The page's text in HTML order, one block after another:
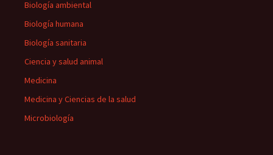
Biología ambiental
Biología humana
Biología sanitaria
Ciencia y salud animal
Medicina
Medicina y Ciencias de la salud
Microbiología